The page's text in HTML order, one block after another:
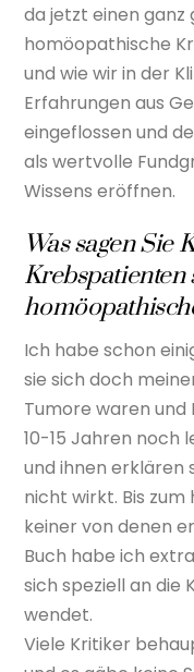
da jetzt einen ganz
homöopathische
und wie wir in der
Erfahrungen aus
eingeflossen und
als wertvolle
Wissens eröffnen.
Was sagen Sie
Krebspatienten
Ich habe schon
sie sich doch
Tumore waren
10-15 Jahren noch
und ihnen erklären
nicht wirkt. Bis
keiner von denen
Buch habe ich
sich speziell an die
wendet.
Viele Kritiker